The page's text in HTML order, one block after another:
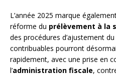
L’année 2025 marque
réforme du prélèvement à la
des procédures d’ajustement
contribuables pourront
rapidement, avec une prise en
l’administration fiscale,